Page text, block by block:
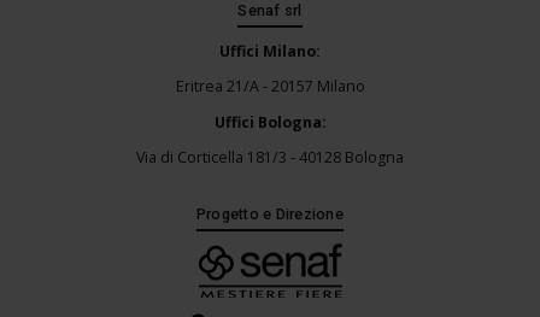
Senaf srl
Uffici Milano:
Eritrea 21/A - 20157 Milano
Uffici Bologna:
Via di Corticella 181/3 - 40128 Bologna
Progetto e Direzione